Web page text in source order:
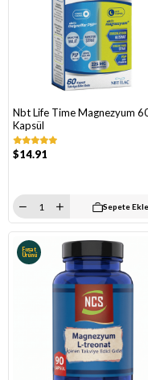
Nbt Life Time Magnezyum
Kapsül
$14.91
Sepete Ekle
Fırsat
Ürünü